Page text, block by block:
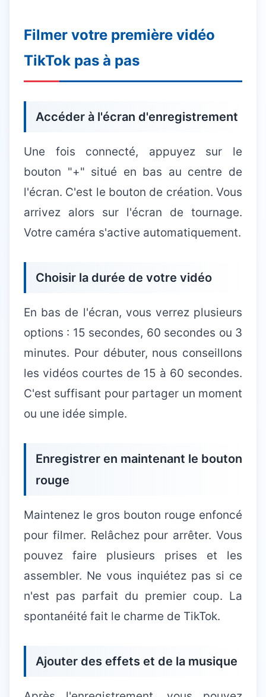
Filmer votre première vidéo
TikTok pas à pas
Accéder à l'écran d'enregistrement
Une fois connecté, appuyez sur le
bouton "+" situé en bas au centre de
l'écran. C'est le bouton de création. Vous
arrivez alors sur l'écran de tournage.
Votre caméra s'active automatiquement.
Choisir la durée de votre vidéo
En bas de l'écran, vous verrez plusieurs
options : 15 secondes, 60 secondes ou 3
minutes. Pour débuter, nous conseillons
les vidéos courtes de 15 à 60 secondes.
C'est suffisant pour partager un moment
ou une idée simple.
Enregistrer en maintenant le bouton
rouge
Maintenez le gros bouton rouge enfoncé
pour filmer. Relâchez pour arrêter. Vous
pouvez faire plusieurs prises et les
assembler. Ne vous inquiétez pas si ce
n'est pas parfait du premier coup. La
spontanéité fait le charme de TikTok.
Ajouter des effets et de la musique